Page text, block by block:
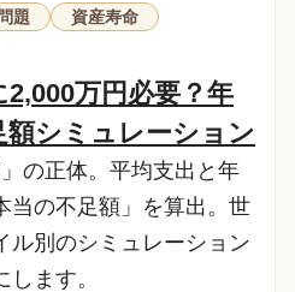
題
資産寿命
万円必要？年
額シミュレーション
の正体。平均支出と年
当の不足額」を算出。世
ル別のシミュレーション
ます。